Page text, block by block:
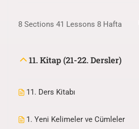
8 Sections 41 Lessons 8 Hafta
11. Kitap (21-22. Dersler)
11. Ders Kitabı
1. Yeni Kelimeler ve Cümleler